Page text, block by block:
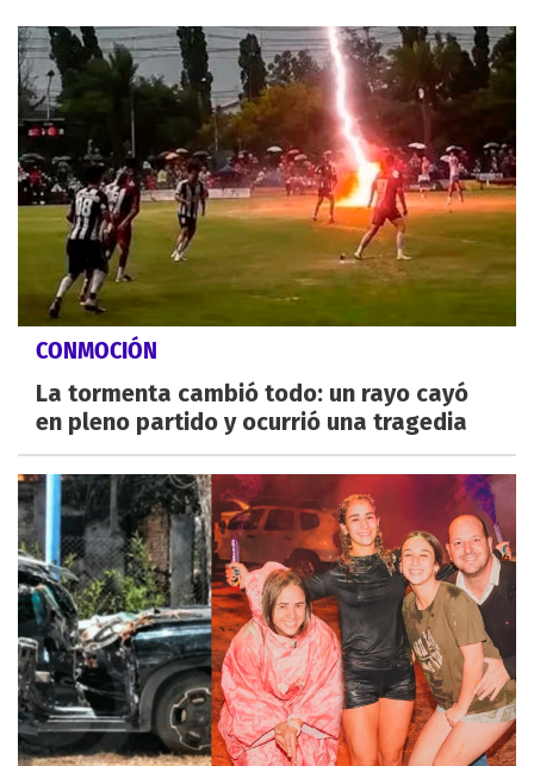
CONMOCIÓN
La tormenta cambió todo: un rayo cayó
en pleno partido y ocurrió una tragedia